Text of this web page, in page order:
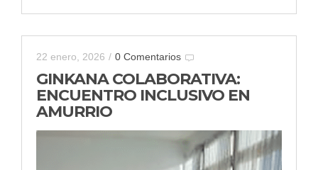
22 enero, 2026 / 0 Comentarios
GINKANA COLABORATIVA:
ENCUENTRO INCLUSIVO EN
AMURRIO